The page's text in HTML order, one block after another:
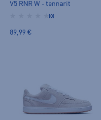
V5 RNR W - tennarit
(0)
89,99 €